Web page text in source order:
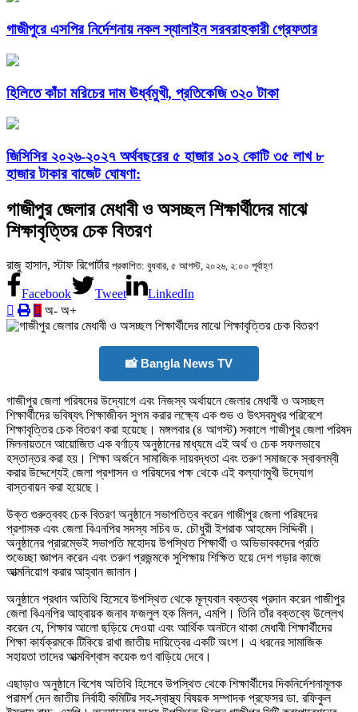
গাজীপুরে এসপির নির্দেশনায় নকল স্যালাইন সরবরাহকারী গ্রেফতার
হিলিতে কাঁচা মরিচের দাম ঊর্ধ্বমুখী, প্রতিকেজি ৩২০ টাকা
জিসিসির ২০২৬-২০২৭ অর্থবছরের ৫ হাজার ১০২ কোটি ৩৫ লাখ ৮
হাজার টাকার বাজেট ঘোষণা:
গাজীপুর জেলার মেধাবী ও অসচ্ছল শিক্ষার্থীদের মাঝে
শিক্ষাবৃত্তির চেক বিতরণ
রাজু হাসান, স্টাফ রিপোর্টার প্রকাশিত: বুধবার, ৫ আগস্ট, ২০২৬, ২:০০ পূর্বাহ্ণ
Facebook Tweet
LinkedIn
অ- অ+
📸 Bangla News TV
গাজীপুর জেলা পরিষদের উদ্যোগে এবং নিজস্ব অর্থায়নে জেলার মেধাবী ও অসচ্ছল
শিক্ষার্থীদের ভবিষ্যৎ শিক্ষাজীবন সুগম করার লক্ষ্যে এক শুভ ও উৎসবমুখর পরিবেশে
শিক্ষাবৃত্তির চেক বিতরণ করা হয়েছে। মঙ্গলবার (৪ আগস্ট) সকালে গাজীপুর জেলা পরিষদ
মিলনায়তনে আয়োজিত এক বর্ণাঢ্য অনুষ্ঠানের মাধ্যমে এই অর্থ ও চেক সফলভাবে
হস্তান্তর করা হয়। শিক্ষা অর্জনে সামাজিক দায়বদ্ধতা এবং তরুণ সমাজকে স্বাবলম্বী
করার উদ্দেশ্যেই জেলা প্রশাসন ও পরিষদের পক্ষ থেকে এই কল্যাণমুখী উদ্যোগ
বাস্তবায়ন করা হয়েছে।
উক্ত গুরুত্ববহ চেক বিতরণ অনুষ্ঠানে সভাপতিত্ব করেন গাজীপুর জেলা পরিষদের
প্রশাসক এবং জেলা বিএনপির সদস্য সচিব ড. চৌধুরী ইশরাক আহমেদ সিদ্দিকী।
অনুষ্ঠানের প্রারম্ভেই সভাপতি মহোদয় উপস্থিত শিক্ষার্থী ও অভিভাবকদের প্রতি
শুভেচ্ছা জ্ঞাপন করেন এবং তরুণ প্রজন্মকে সুশিক্ষায় শিক্ষিত হয়ে দেশ গড়ার কাজে
আত্মনিয়োগ করার আহ্বান জানান।
অনুষ্ঠানে প্রধান অতিথি হিসেবে উপস্থিত থেকে মূল্যবান বক্তব্য প্রদান করেন গাজীপুর
জেলা বিএনপির আহ্বায়ক জনাব ফজলুল হক মিলন, এমপি। তিনি তাঁর বক্তব্যে উল্লেখ
করেন যে, শিক্ষার আলো ছড়িয়ে দেওয়া এবং আর্থিক অনটনে থাকা মেধাবী শিক্ষার্থীদের
শিক্ষা কার্যক্রমকে টিকিয়ে রাখা জাতীয় দায়িত্বের একটি অংশ। এ ধরনের সামাজিক
সহায়তা তাদের আত্মবিশ্বাস কয়েক গুণ বাড়িয়ে দেবে।
এছাড়াও অনুষ্ঠানে বিশেষ অতিথি হিসেবে উপস্থিত থেকে শিক্ষার্থীদের দিকনির্দেশনামূলক
পরামর্শ দেন জাতীয় নির্বাহী কমিটির সহ-স্বাস্থ্য বিষয়ক সম্পাদক প্রফেসর ডা. রফিকুল